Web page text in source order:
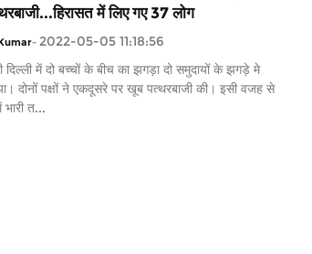
में लिए गए 37 लोग
- 2022-05-05 11:18:56
दिल्ली में दो बच्चों के बीच का झगड़ा दो समुदायों के झगड़े मे
दोनों पक्षों ने एकदूसरे पर खूब पत्थरबाजी की। इसी वजह से
त...